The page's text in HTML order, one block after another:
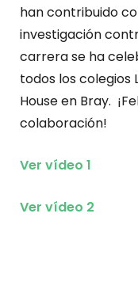
han contribuido
investigación
carrera se ha
todos los colegios
House en Bray.
colaboración!
Ver vídeo 1
Ver vídeo 2